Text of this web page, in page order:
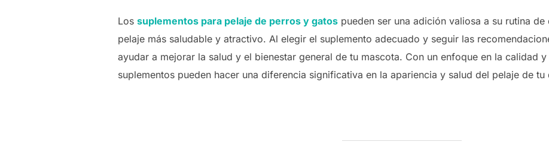
Los suplementos para pelaje de perros y gatos pueden ser una adición valiosa a su rutina
pelaje más saludable y atractivo. Al elegir el suplemento adecuado y seguir las
ayudar a mejorar la salud y el bienestar general de tu mascota. Con un enfoque en la calidad
suplementos pueden hacer una diferencia significativa en la apariencia y salud del pelaje de